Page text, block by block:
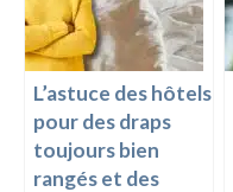
L’astuce des hôtels
pour des draps
toujours bien
rangés et des